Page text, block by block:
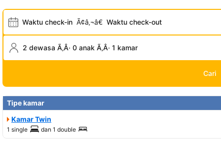
Waktu check-in Ã¢â‚¬â€ Waktu check-out
2 dewasa Ã‚Â· 0 anak Ã‚Â· 1 kamar
Cari
Tipe kamar
Kamar Twin
1 single dan 1 double